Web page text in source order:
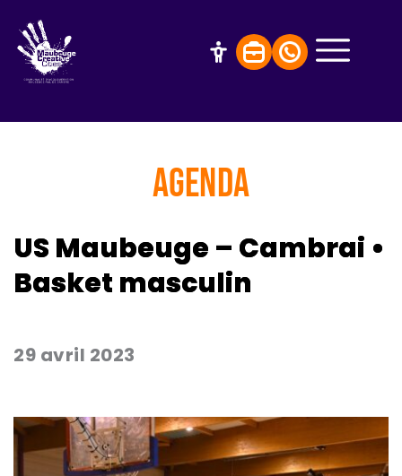
AGENDA
US Maubeuge – Cambrai •
Basket masculin
29 avril 2023